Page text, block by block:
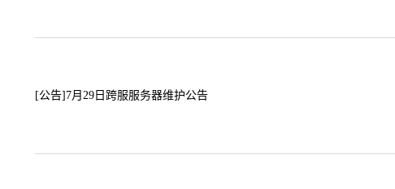
[公告] 7月29日跨服服务器维护公告